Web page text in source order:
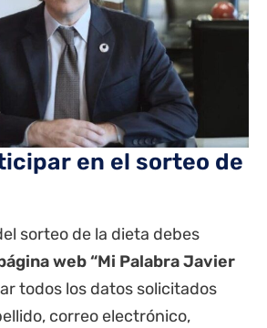
en el sorteo de
sorteo de la dieta debes
web “Mi Palabra Javier
todos los datos solicitados
correo electrónico,